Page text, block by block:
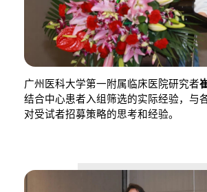
广州医科大学第一附属临床医院研究者
结合中心患者入组筛选的实际经验，与
对受试者招募策略的思考和经验。